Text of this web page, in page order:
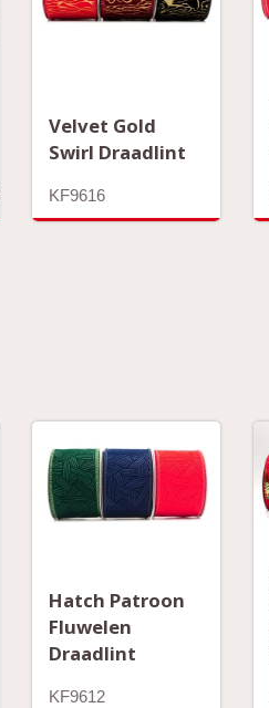
Velvet Gold
Swirl Draadlint
KF9616
Hatch Patroon
Fluwelen
Draadlint
KF9612